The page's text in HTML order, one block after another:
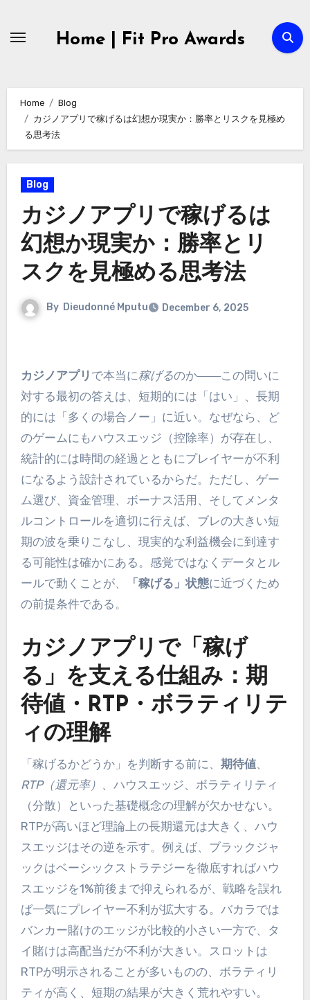
Home | Fit Pro Awards
Home
Blog
カジノアプリで稼げるは幻想か現実か：勝率とリスクを見極め
る思考法
Blog
カジノアプリで稼げるは
幻想か現実か：勝率とリ
スクを見極める思考法
By Dieudonné Mputu December 6, 2025
カジノアプリ で本当に稼げるのか――この問いに
対する最初の答えは、短期的には「はい」、長期
的には「多くの場合ノー」に近い。なぜなら、ど
のゲームにもハウスエッジ（控除率）が存在し、
統計的には時間の経過とともにプレイヤーが不利
になるよう設計されているからだ。ただし、ゲー
ム選び、資金管理、ボーナス活用、そしてメンタ
ルコントロールを適切に行えば、ブレの大きい短
期の波を乗りこなし、現実的な利益機会に到達す
る可能性は確かにある。感覚ではなくデータとル
ールで動くことが、
「稼げる」状態に近づくため
の前提条件である。
カジノアプリで「稼げ
る」を支える仕組み：期
待値・RTP・ボラティリテ
ィの理解
「稼げるかどうか」を判断する前に、 期待値、
RTP（還元率）
、ハウスエッジ、ボラティリティ
（分散）といった基礎概念の理解が欠かせない。
RTPが高いほど理論上の長期還元は大きく、ハウ
スエッジはその逆を示す。例えば、ブラックジャ
ックはベーシックストラテジーを徹底すればハウ
スエッジを1%前後まで抑えられるが、戦略を誤れ
ば一気にプレイヤー不利が拡大する。バカラでは
バンカー賭けのエッジが比較的小さい一方で、タ
イ賭けは高配当だが不利が大きい。スロットは
RTPが明示されることが多いものの、ボラティリ
ティが高く、短期の結果が大きく荒れやすい。